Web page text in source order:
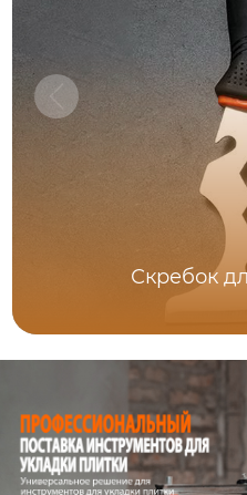
Скребок